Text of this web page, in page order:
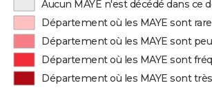
Aucun MAYE n'est décédé dans ce
Département où les MAYE sont
Département où les MAYE sont
Département où les MAYE sont
Département où les MAYE sont